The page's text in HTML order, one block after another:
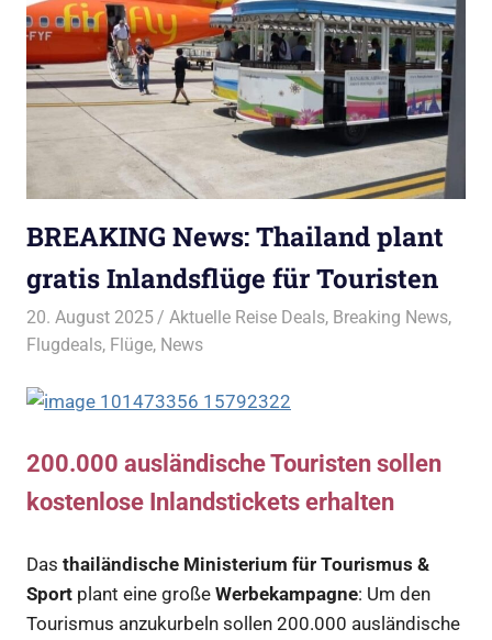
BREAKING News: Thailand plant
gratis Inlandsflüge für Touristen
20. August 2025 Bruno Müller
Aktuelle Reise Deals, Breaking News,
Flugdeals, Flüge, News
200.000 ausländische Touristen sollen
kostenlose Inlandstickets erhalten
Das thailändische Ministerium für Tourismus &
Sport plant eine große Werbekampagne: Um den
Tourismus anzukurbeln sollen 200.000 ausländische